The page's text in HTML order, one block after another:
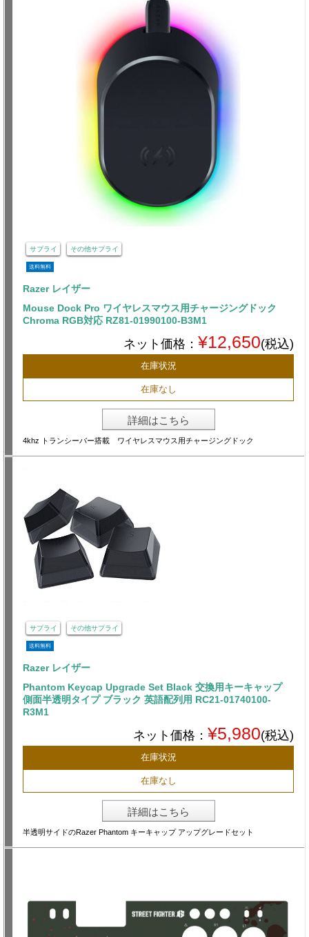
サプライ その他サプライ
送料無料
Razer レイザー
Mouse Dock Pro ワイヤレスマウス用チャージングドック
Chroma RGB対応 RZ81-01990100-B3M1
ネット価格： ¥12,650(税込)
在庫状況
在庫なし
詳細はこちら
4khz トランシーバー搭載 ワイヤレスマウス用チャージングドック
サプライ その他サプライ
送料無料
Razer レイザー
Phantom Keycap Upgrade Set Black 交換用キーキャップ
側面半透明タイプ ブラック 英語配列用 RC21-01740100-
R3M1
ネット価格： ¥5,980(税込)
在庫状況
在庫なし
詳細はこちら
半透明サイドのRazer Phantom キーキャップ アップグレードセット